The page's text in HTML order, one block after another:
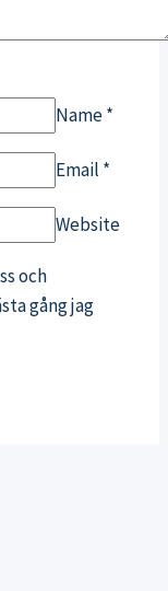
Name*
Email *
Website
och
gång jag